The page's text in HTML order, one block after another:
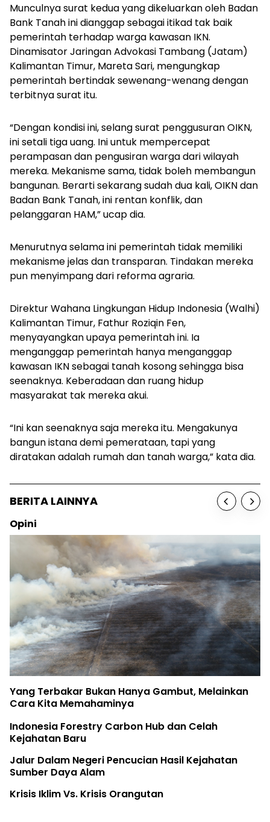
Munculnya surat kedua yang dikeluarkan oleh Badan
Bank Tanah ini dianggap sebagai itikad tak baik
pemerintah terhadap warga kawasan IKN.
Dinamisator Jaringan Advokasi Tambang (Jatam)
Kalimantan Timur, Mareta Sari, mengungkap
pemerintah bertindak sewenang-wenang dengan
terbitnya surat itu.
“Dengan kondisi ini, selang surat penggusuran OIKN,
ini setali tiga uang. Ini untuk mempercepat
perampasan dan pengusiran warga dari wilayah
mereka. Mekanisme sama, tidak boleh membangun
bangunan. Berarti sekarang sudah dua kali, OIKN dan
Badan Bank Tanah, ini rentan konflik, dan
pelanggaran HAM,” ucap dia.
Menurutnya selama ini pemerintah tidak memiliki
mekanisme jelas dan transparan. Tindakan mereka
pun menyimpang dari reforma agraria.
Direktur Wahana Lingkungan Hidup Indonesia (Walhi)
Kalimantan Timur, Fathur Roziqin Fen,
menyayangkan upaya pemerintah ini. Ia
menganggap pemerintah hanya menganggap
kawasan IKN sebagai tanah kosong sehingga bisa
seenaknya. Keberadaan dan ruang hidup
masyarakat tak mereka akui.
“Ini kan seenaknya saja mereka itu. Mengakunya
bangun istana demi pemerataan, tapi yang
diratakan adalah rumah dan tanah warga,” kata dia.
BERITA LAINNYA
Opini
Yang Terbakar Bukan Hanya Gambut, Melainkan
Cara Kita Memahaminya
Indonesia Forestry Carbon Hub dan Celah
Kejahatan Baru
Jalur Dalam Negeri Pencucian Hasil Kejahatan
Sumber Daya Alam
Krisis Iklim Vs. Krisis Orangutan